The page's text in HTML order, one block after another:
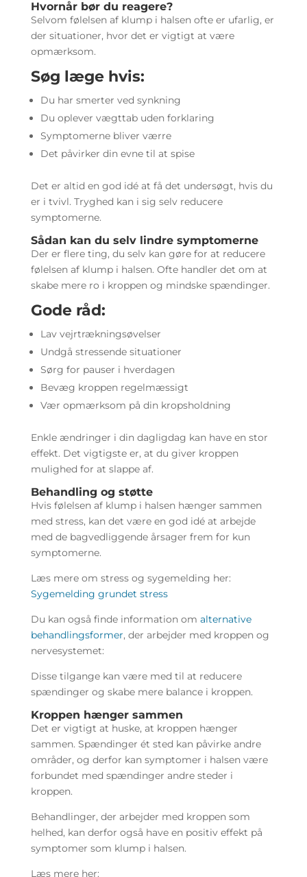
Hvornår bør du reagere?
Selvom følelsen af klump i halsen ofte er ufarlig, er
der situationer, hvor det er vigtigt at være
opmærksom.
Søg læge hvis:
Du har smerter ved synkning
Du oplever vægttab uden forklaring
Symptomerne bliver værre
Det påvirker din evne til at spise
Det er altid en god idé at få det undersøgt, hvis du
er i tvivl. Tryghed kan i sig selv reducere
symptomerne.
Sådan kan du selv lindre symptomerne
Der er flere ting, du selv kan gøre for at reducere
følelsen af klump i halsen. Ofte handler det om at
skabe mere ro i kroppen og mindske spændinger.
Gode råd:
Lav vejrtrækningsøvelser
Undgå stressende situationer
Sørg for pauser i hverdagen
Bevæg kroppen regelmæssigt
Vær opmærksom på din kropsholdning
Enkle ændringer i din dagligdag kan have en stor
effekt. Det vigtigste er, at du giver kroppen
mulighed for at slappe af.
Behandling og støtte
Hvis følelsen af klump i halsen hænger sammen
med stress, kan det være en god idé at arbejde
med de bagvedliggende årsager frem for kun
symptomerne.
Læs mere om stress og sygemelding her:
Sygemelding grundet stress
Du kan også finde information om alternative
behandlingsformer, der arbejder med kroppen og
nervesystemet:
Disse tilgange kan være med til at reducere
spændinger og skabe mere balance i kroppen.
Kroppen hænger sammen
Det er vigtigt at huske, at kroppen hænger
sammen. Spændinger ét sted kan påvirke andre
områder, og derfor kan symptomer i halsen være
forbundet med spændinger andre steder i
kroppen.
Behandlinger, der arbejder med kroppen som
helhed, kan derfor også have en positiv effekt på
symptomer som klump i halsen.
Læs mere her: